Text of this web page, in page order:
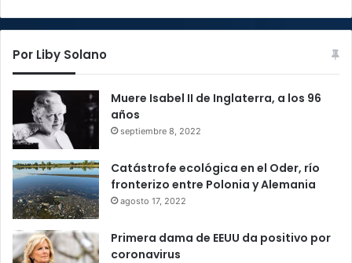
Por Liby Solano
Muere Isabel II de Inglaterra, a los 96
años
septiembre 8, 2022
Catástrofe ecológica en el Oder, río
fronterizo entre Polonia y Alemania
agosto 17, 2022
Primera dama de EEUU da positivo por
coronavirus